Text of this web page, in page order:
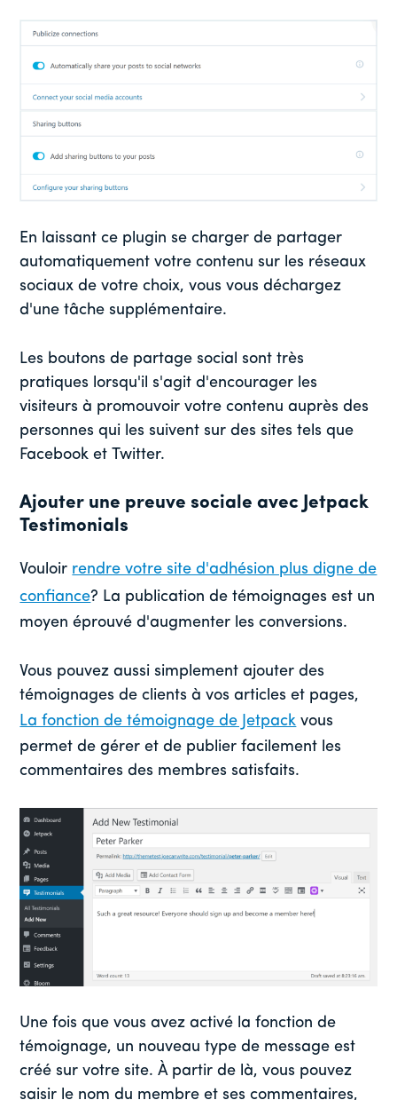
En laissant ce plugin se charger de partager
automatiquement votre contenu sur les réseaux
sociaux de votre choix, vous vous déchargez
d'une tâche supplémentaire.
Les boutons de partage social sont très
pratiques lorsqu'il s'agit d'encourager les
visiteurs à promouvoir votre contenu auprès des
personnes qui les suivent sur des sites tels que
Facebook et Twitter.
Ajouter une preuve sociale avec Jetpack
Testimonials
Vouloir rendre votre site d'adhésion plus digne de
confiance? La publication de témoignages est un
moyen éprouvé d'augmenter les conversions.
Vous pouvez aussi simplement ajouter des
témoignages de clients à vos articles et pages,
La fonction de témoignage de Jetpack vous
permet de gérer et de publier facilement les
commentaires des membres satisfaits.
Une fois que vous avez activé la fonction de
témoignage, un nouveau type de message est
créé sur votre site. À partir de là, vous pouvez
saisir le nom du membre et ses commentaires,